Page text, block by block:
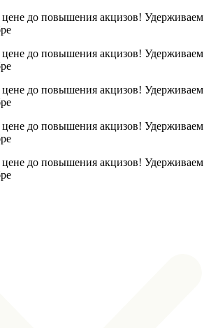
цене до повышения акцизов! Удерживаем
цене до повышения акцизов! Удерживаем
цене до повышения акцизов! Удерживаем
цене до повышения акцизов! Удерживаем
цене до повышения акцизов! Удерживаем